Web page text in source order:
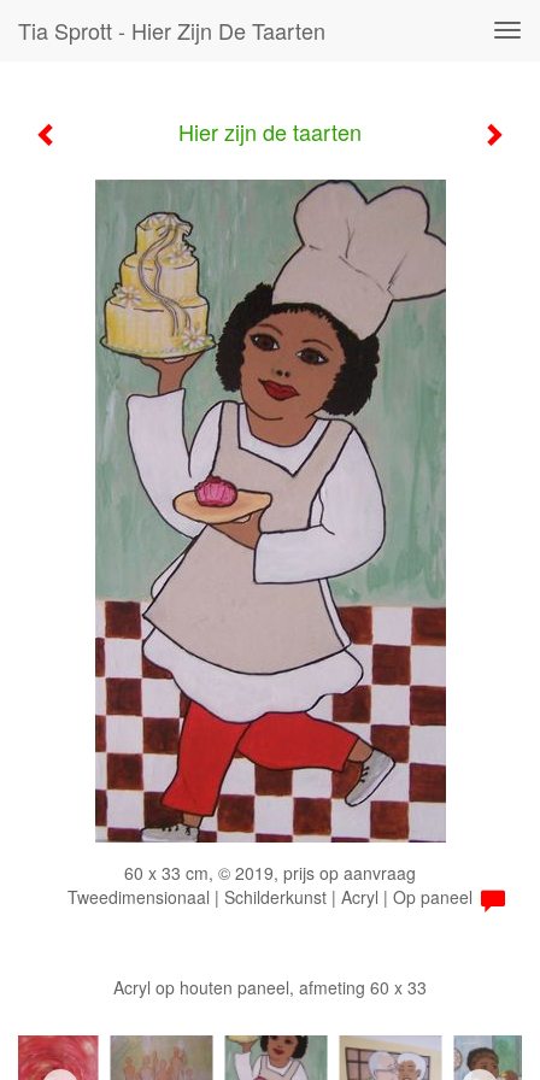
Tia Sprott - Hier Zijn De Taarten
Hier zijn de taarten
60 x 33 cm, © 2019, prijs op aanvraag
Tweedimensionaal | Schilderkunst | Acryl | Op paneel
Acryl op houten paneel, afmeting 60 x 33